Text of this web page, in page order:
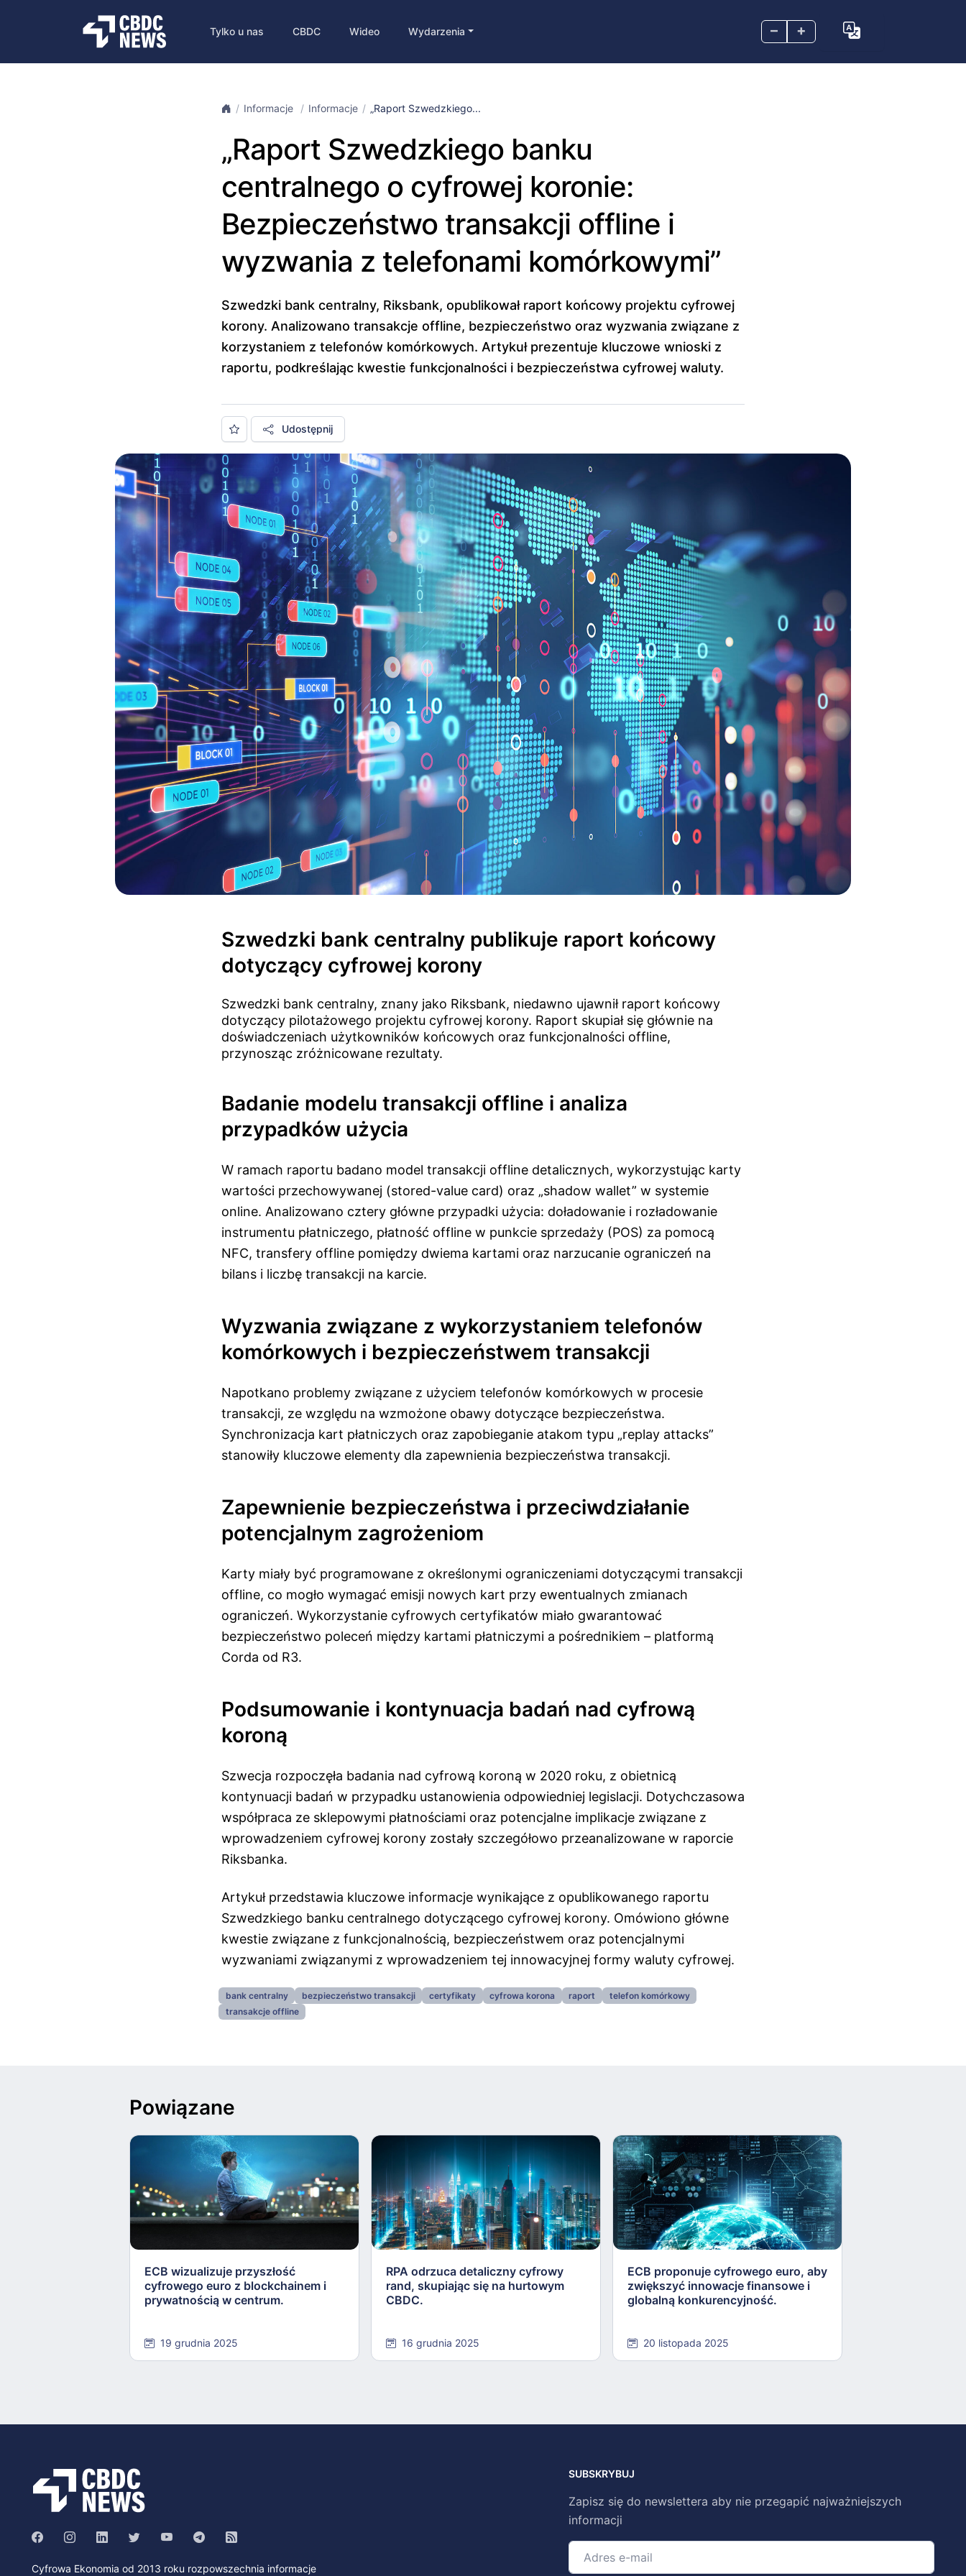
– +
Tylko u nas CBDC Wideo Wydarzenia
Informacje Informacje „Raport Szwedzkiego...
„Raport Szwedzkiego banku
centralnego o cyfrowej koronie:
Bezpieczeństwo transakcji offline i
wyzwania z telefonami komórkowymi”
Szwedzki bank centralny, Riksbank, opublikował raport końcowy projektu cyfrowej
korony. Analizowano transakcje offline, bezpieczeństwo oraz wyzwania związane z
korzystaniem z telefonów komórkowych. Artykuł prezentuje kluczowe wnioski z
raportu, podkreślając kwestie funkcjonalności i bezpieczeństwa cyfrowej waluty.
Udostępnij
Szwedzki bank centralny publikuje raport końcowy
dotyczący cyfrowej korony
Szwedzki bank centralny, znany jako Riksbank, niedawno ujawnił raport końcowy
dotyczący pilotażowego projektu cyfrowej korony. Raport skupiał się głównie na
doświadczeniach użytkowników końcowych oraz funkcjonalności offline,
przynosząc zróżnicowane rezultaty.
Badanie modelu transakcji offline i analiza
przypadków użycia
W ramach raportu badano model transakcji offline detalicznych, wykorzystując karty
wartości przechowywanej (stored-value card) oraz „shadow wallet” w systemie
online. Analizowano cztery główne przypadki użycia: doładowanie i rozładowanie
instrumentu płatniczego, płatność offline w punkcie sprzedaży (POS) za pomocą
NFC, transfery offline pomiędzy dwiema kartami oraz narzucanie ograniczeń na
bilans i liczbę transakcji na karcie.
Wyzwania związane z wykorzystaniem telefonów
komórkowych i bezpieczeństwem transakcji
Napotkano problemy związane z użyciem telefonów komórkowych w procesie
transakcji, ze względu na wzmożone obawy dotyczące bezpieczeństwa.
Synchronizacja kart płatniczych oraz zapobieganie atakom typu „replay attacks”
stanowiły kluczowe elementy dla zapewnienia bezpieczeństwa transakcji.
Zapewnienie bezpieczeństwa i przeciwdziałanie
potencjalnym zagrożeniom
Karty miały być programowane z określonymi ograniczeniami dotyczącymi transakcji
offline, co mogło wymagać emisji nowych kart przy ewentualnych zmianach
ograniczeń. Wykorzystanie cyfrowych certyfikatów miało gwarantować
bezpieczeństwo poleceń między kartami płatniczymi a pośrednikiem – platformą
Corda od R3.
Podsumowanie i kontynuacja badań nad cyfrową
koroną
Szwecja rozpoczęła badania nad cyfrową koroną w 2020 roku, z obietnicą
kontynuacji badań w przypadku ustanowienia odpowiedniej legislacji. Dotychczasowa
współpraca ze sklepowymi płatnościami oraz potencjalne implikacje związane z
wprowadzeniem cyfrowej korony zostały szczegółowo przeanalizowane w raporcie
Riksbanka.
Artykuł przedstawia kluczowe informacje wynikające z opublikowanego raportu
Szwedzkiego banku centralnego dotyczącego cyfrowej korony. Omówiono główne
kwestie związane z funkcjonalnością, bezpieczeństwem oraz potencjalnymi
wyzwaniami związanymi z wprowadzeniem tej innowacyjnej formy waluty cyfrowej.
bank centralny bezpieczeństwo transakcji certyfikaty cyfrowa korona raport
telefon komórkowy
transakcje offline
Powiązane
ECB wizualizuje przyszłość
cyfrowego euro z blockchainem i
prywatnością w centrum.
19 grudnia 2025
RPA odrzuca detaliczny cyfrowy
rand, skupiając się na hurtowym
CBDC.
16 grudnia 2025
ECB proponuje cyfrowego euro, aby
zwiększyć innowacje finansowe i
globalną konkurencyjność.
20 listopada 2025
Cyfrowa Ekonomia od 2013 roku rozpowszechnia informacje
SUBSKRYBUJ
Zapisz się do newslettera aby nie przegapić najważniejszych
informacji